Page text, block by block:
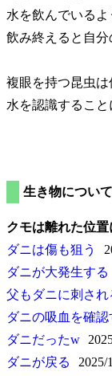
水を飲んでいるよ
飲み終えると自分
複眼を持つ昆虫
水を認識すること
生き物につい
クモは離れた位
ダニは傷も狙う
ダニが大発生する
父もダニに刺され
ダニの吸血を確認
ダニだったw
ダニが戻る
2025/